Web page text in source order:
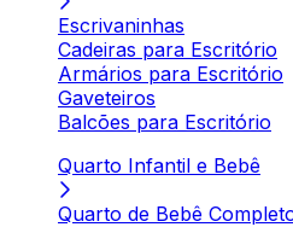
Escrivaninhas
Cadeiras para Escritório
Armários para Escritório
Gaveteiros
Balcões para Escritório
Quarto Infantil e Bebê
Quarto de Bebê